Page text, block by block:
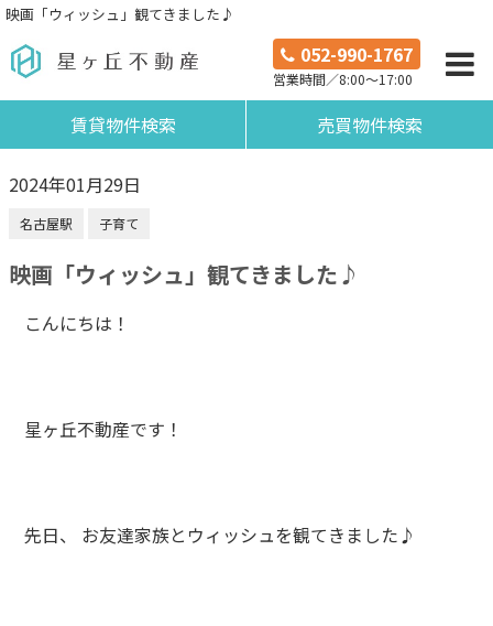
映画「ウィッシュ」観てきました♪
052-990-1767
営業時間／8:00～17:00
賃貸物件検索 売買物件検索
2024年01月29日
名古屋駅 子育て
映画「ウィッシュ」観てきました♪
こんにちは！
星ヶ丘不動産です！
先日、 お友達家族とウィッシュを観てきました♪